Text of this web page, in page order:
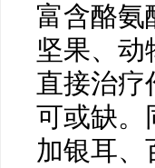
富含酪氨
坚果、
直接治疗
可或缺。
加银耳、